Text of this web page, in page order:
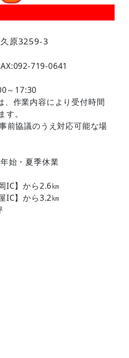
原3259-3
719-0641
～17:30
作業内容により受付時間
。
協議のうえ対応可能な場
始・夏季休業
IC】から2.6㎞
IC】から3.2㎞